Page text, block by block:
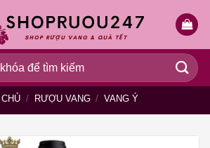
/ RƯỢU VANG / VANG Ý